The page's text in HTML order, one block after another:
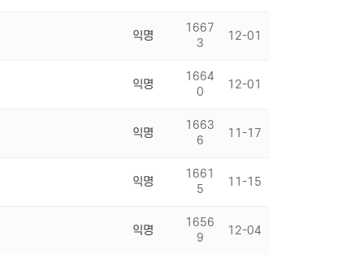
익명
1667
3
12-01
익명
1664
0
12-01
익명
1663
6
11-17
익명
1661
5
11-15
익명
1656
9
12-04